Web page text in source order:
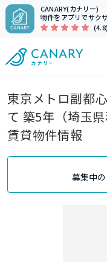
CANARY(カナリー)
物件をアプリでサク
(4.8)
東京メトロ副都
て 築5年（埼玉
賃貸物件情報
募集中